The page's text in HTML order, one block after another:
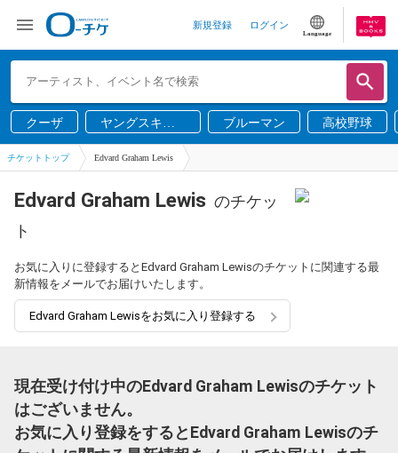
新規登録 ログイン
Language
クーザ
ヤングスキニ
ー
ブルーマン 高校野球
チケットトップ Edvard Graham Lewis
Edvard Graham Lewis のチケッ
ト
お気に入りに登録するとEdvard Graham Lewisのチケットに関連する最
新情報をメールでお届けいたします。
Edvard Graham Lewisをお気に入り登録する
現在受け付け中のEdvard Graham Lewisのチケット
はございません。
お気に入り登録をするとEdvard Graham Lewisのチ